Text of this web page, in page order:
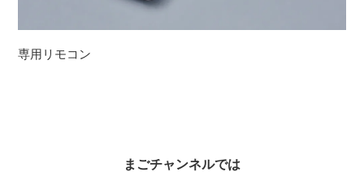
専用リモコン
まごチャンネルでは